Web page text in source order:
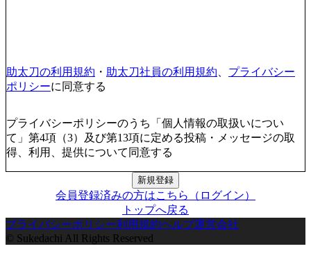
助太刀の利用規約 ・ 助太刀社員の利用規約
プライバシー
ポリシーに同意する
プライバシーポリシーのうち「個人情報の取扱いについ
て」第4項（3）及び第13項に定める投稿・メッセージの取
得、利用、提供について同意する
新規登録
会員登録済みの方はこちら（ログイン）
トップへ戻る
プライバシーポリシー利用規約ヘルプ運営会社
© Sukedachi All Rights Reserved